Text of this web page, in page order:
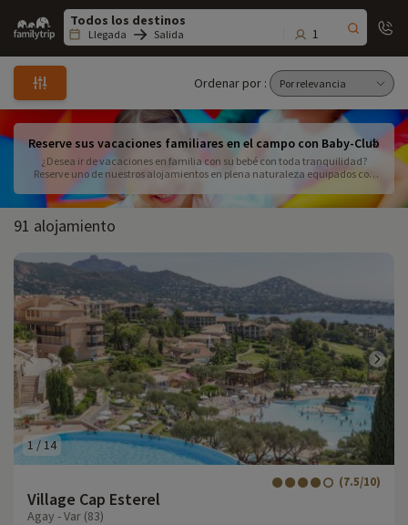
Family
trip
Llegada Salida 1
Ordenar por :
Reserve sus vacaciones familiares en el campo con Baby-Club
¿Desea ir de vacaciones en familia con su bebé con toda tranquilidad?
Reserve uno de nuestros alojamientos en plena naturaleza equipados con
babyclub. Alojamientos en plena naturaleza, diseñados pensando en los
más pequeños, con equipamiento y profesionales de la puericultura para
que confíe sus hijos con total confianza.
91 alojamiento
1 /14
Village Cap Esterel
(7.5/10)
Agay - Var (83)